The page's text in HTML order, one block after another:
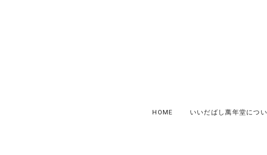
HOME いいだばし萬年堂につ